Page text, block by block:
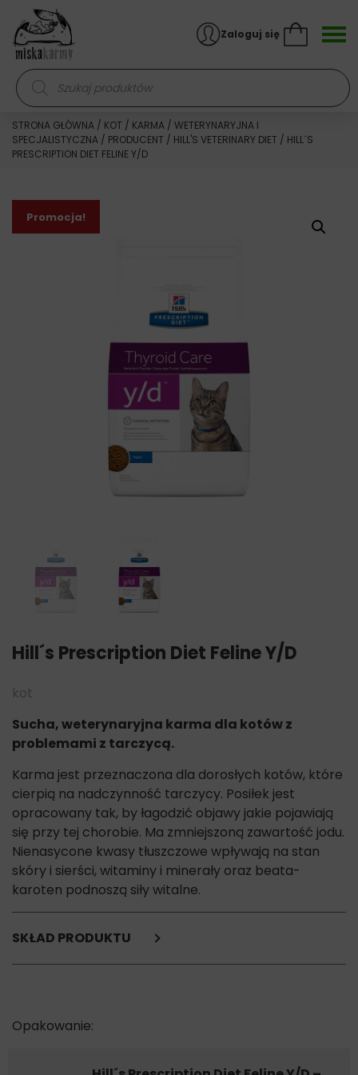
Skocz do treści
Wyszukiwarka produktów
Zaloguj się
STRONA GŁÓWNA / KOT / KARMA / WETERYNARYJNA I
SPECJALISTYCZNA / PRODUCENT / HILL'S VETERINARY DIET / HILL´S
PRESCRIPTION DIET FELINE Y/D
Promocja!
Hill´s Prescription Diet Feline Y/D
kot
Sucha, weterynaryjna karma dla kotów z
problemami z tarczycą.
Karma jest przeznaczona dla dorosłych kotów, które
cierpią na nadczynność tarczycy. Posiłek jest
opracowany tak, by łagodzić objawy jakie pojawiają
się przy tej chorobie. Ma zmniejszoną zawartość jodu.
Nienasycone kwasy tłuszczowe wpływają na stan
skóry i sierści, witaminy i minerały oraz beata-
karoten podnoszą siły witalne.
SKŁAD PRODUKTU
białko z groszku,
ryż browarniczy,